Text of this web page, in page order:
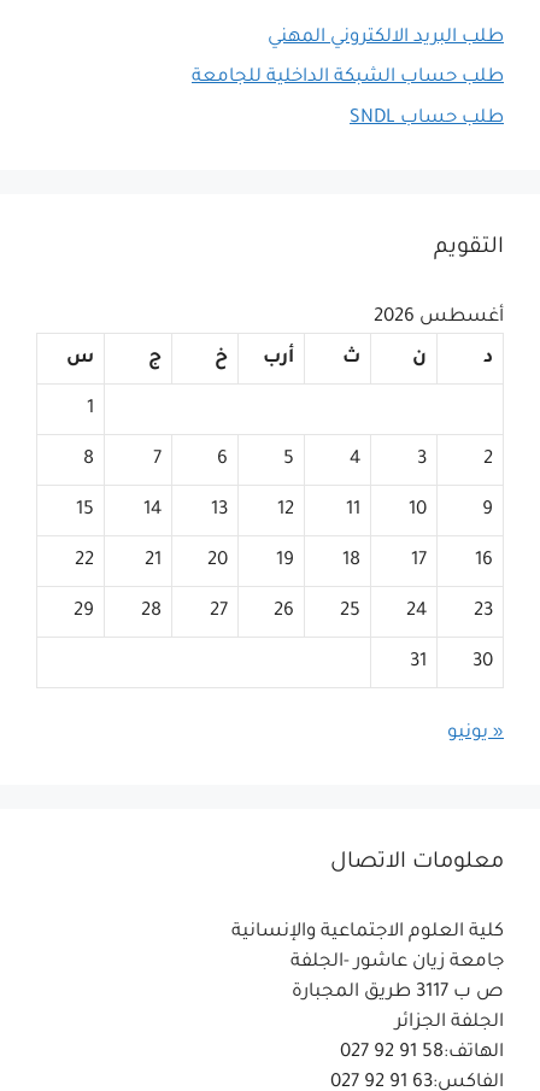
طلب البريد الالكتروني المهني
طلب حساب الشبكة الداخلية للجامعة
طلب حساب SNDL
التقويم
أغسطس 2026
د
ن ث أرب خ ج س
1
2
3
4
5
6
7
8
9
10
11
12
13
14
15
16
17
18
19
20
21
22
23
24
25
26
27
28
29
30
31
« يونيو
معلومات الاتصال
كلية العلوم الاجتماعية والإنسانية
جامعة زيان عاشور -الجلفة
ص ب 3117 طريق المجبارة
الجلفة الجزائر
الهاتف:58 91 92 027
الفاكس:63 91 92 027